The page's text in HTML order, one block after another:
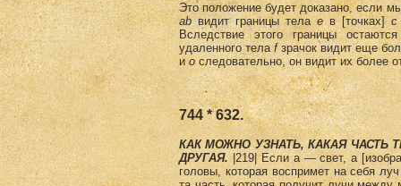
Это положение будет доказано, если
аb видит границы тела ев [точках] с
Вследствие этого границы
удаленного телаfзрачок видит еще
и оследовательно, он видит их более
744 * 632.
КАК МОЖНО УЗНАТЬ, КАКАЯ
ДРУГАЯ. |219| Если а — свет, a
головы, которая воспримет на себя